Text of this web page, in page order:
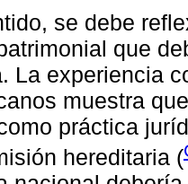
se debe
que
La experiencia
muestra
práctica
hereditaria (